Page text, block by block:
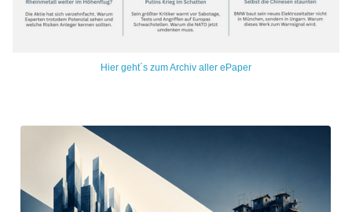
Hier geht´s zum Archiv aller ePaper